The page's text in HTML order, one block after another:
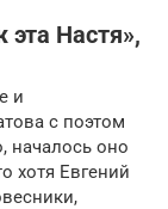
Настя»,
и
с поэтом
началось оно
хотя Евгений